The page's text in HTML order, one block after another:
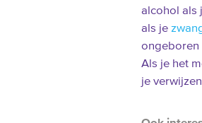
alcohol als
als je
ongeboren
Als je het
je